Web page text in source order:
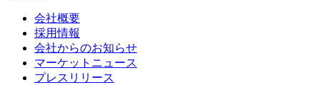
会社概要
採用情報
会社からのお知らせ
マーケットニュース
プレスリリース